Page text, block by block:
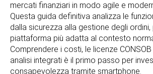
mercati finanziari in modo agile e
Questa guida definitiva analizza le
dalla sicurezza alla gestione degli
piattaforma più adatta al contesto
Comprendere i costi, le licenze
analisi integrati è il primo passo per
consapevolezza tramite smartphone.